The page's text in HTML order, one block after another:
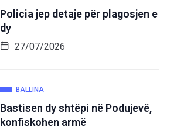
Policia jep detaje për plagosjen e
dy
27/07/2026
BALLINA
Bastisen dy shtëpi në Podujevë,
konfiskohen armë